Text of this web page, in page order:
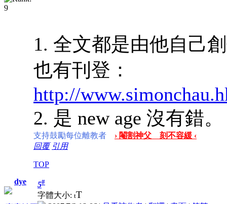
1. 全文都是由他自己
也有刊登：
http://
2. 是 new age 沒有錯。
支持鼓勵每位離教者
› 閹割神父 刻不容緩 ‹
回覆 引用
TOP
dye
5#
字體大小: tT